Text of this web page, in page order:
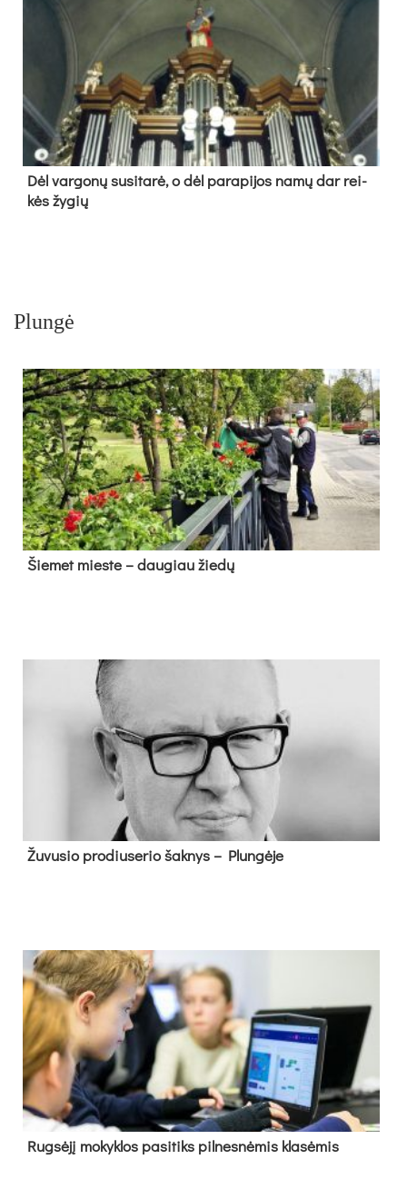
Dėl var­go­nų su­si­ta­rė, o dėl pa­ra­pi­jos na­mų dar rei­
kės žy­gių
Plungė
Šie­met mies­te – dau­giau žie­dų
Žu­vu­sio pro­diu­se­rio šak­nys – Plun­gė­je
Rug­sė­jį mo­kyk­los pa­si­tiks pil­nes­nė­mis kla­sė­mis